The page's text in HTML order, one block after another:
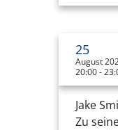
25
August
20:00 -
Jake
Zu